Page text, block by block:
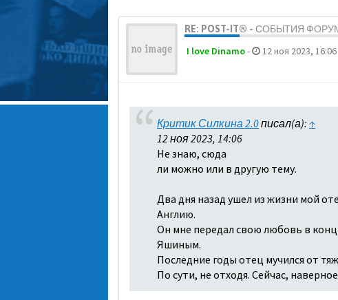
RE: POST-IT® - СОБЫТИЯ
I love Dinamo- 12 ноя 2023, 16:06
Критик Силкина 2.0писал(а): ↑
12 ноя 2023, 14:06
Не знаю, сюда
ли можно или в другую тему.
Два дня назад ушел из жизни мой
Англию.
Он мне передал свою любовь в
Яшиным.
Последние годы отец мучился от
По сути, не отходя. Сейчас,